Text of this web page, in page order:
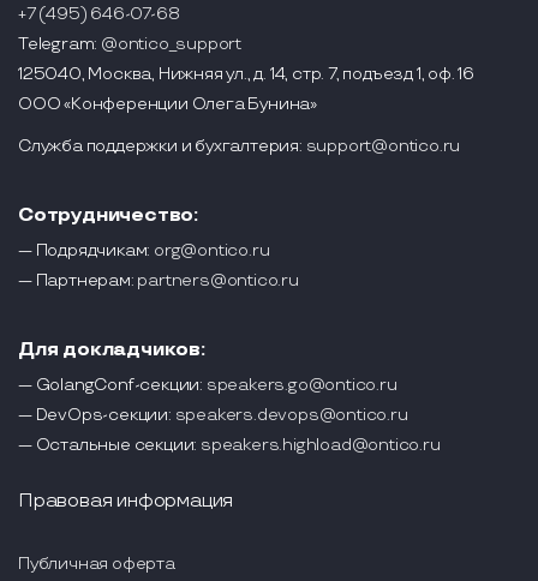
+7 (495) 646-07-68
Telegram: @ontico_support
125040, Москва, Нижняя ул., д. 14, стр. 7, подъезд 1, оф. 16
ООО «Конференции Олега Бунина»
Служба поддержки и бухгалтерия: support@ontico.ru
Сотрудничество:
— Подрядчикам: org@ontico.ru
— Партнерам: partners@ontico.ru
Для докладчиков:
— GolangConf-секции: speakers.go@ontico.ru
— DevOps-секции: speakers.devops@ontico.ru
— Остальные секции: speakers.highload@ontico.ru
Правовая информация
Публичная оферта